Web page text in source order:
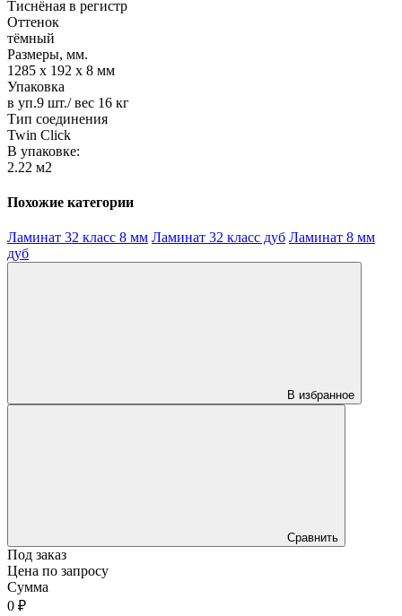
Тиснёная в регистр
Оттенок
тёмный
Размеры, мм.
1285 х 192 х 8 мм
Упаковка
в уп.9 шт./ вес 16 кг
Тип соединения
Twin Click
В упаковке:
2.22 м2
Похожие категории
Ламинат 32 класс 8 мм Ламинат 32 класс дуб Ламинат 8 мм
дуб
В избранное
Сравнить
Под заказ
Цена по запросу
Сумма
0 ₽